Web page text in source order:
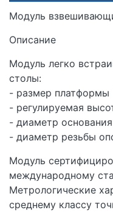
Модуль
Описание
Модуль легко
столы:
- размер
- регулируемая
- диаметр
- диаметр резьбы
Модуль
международному
Метрологические
среднему классу